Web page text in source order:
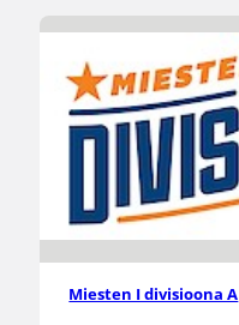
Miesten I divisioona A